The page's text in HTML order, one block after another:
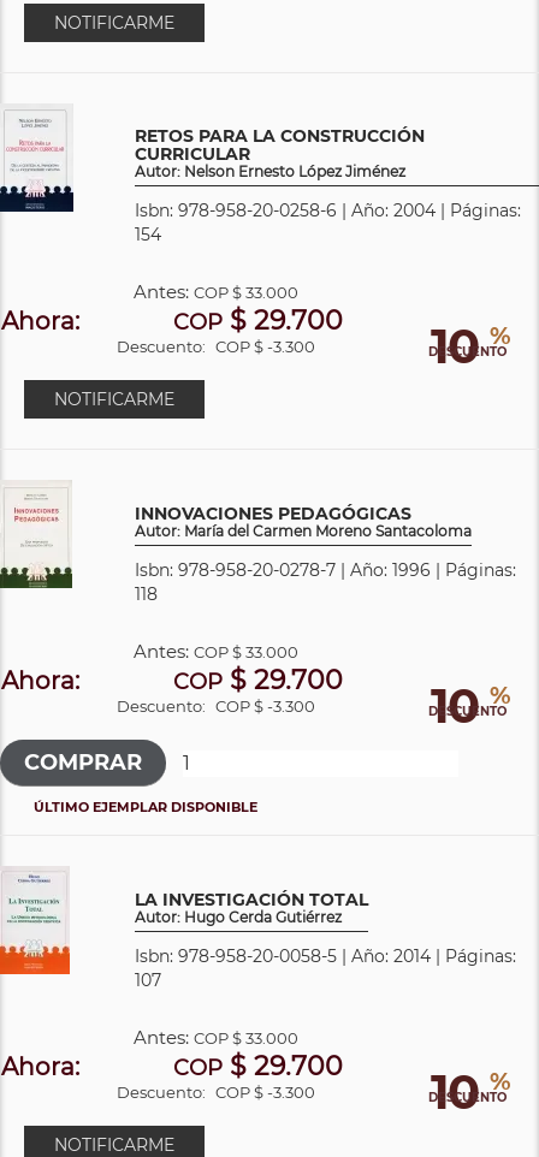
NOTIFICARME
RETOS PARA LA CONSTRUCCIÓN
CURRICULAR
Autor: Nelson Ernesto López Jiménez
Isbn: 978-958-20-0258-6 | Año: 2004 | Páginas:
154
10 %
DESCUENTO
Antes: COP$ 33.000
Ahora: COP$ 29.700
Descuento: COP $ -3.300
NOTIFICARME
INNOVACIONES PEDAGÓGICAS
Autor: María del Carmen Moreno Santacoloma
Isbn: 978-958-20-0278-7 | Año: 1996 | Páginas:
118
10 %
DESCUENTO
Antes: COP$ 33.000
Ahora: COP$ 29.700
Descuento: COP $ -3.300
ÚLTIMO EJEMPLAR DISPONIBLE
LA INVESTIGACIÓN TOTAL
Autor: Hugo Cerda Gutiérrez
Isbn: 978-958-20-0058-5 | Año: 2014 | Páginas:
107
10 %
DESCUENTO
Antes: COP$ 33.000
Ahora: COP$ 29.700
Descuento: COP $ -3.300
NOTIFICARME